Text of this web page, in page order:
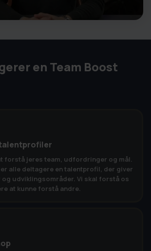
en Team Boost
forstå jeres team, udfordringer og mål.
alle deltagere en talentprofil, der giver
udviklingsområder. Vi skal forstå os
at kunne forstå andre.